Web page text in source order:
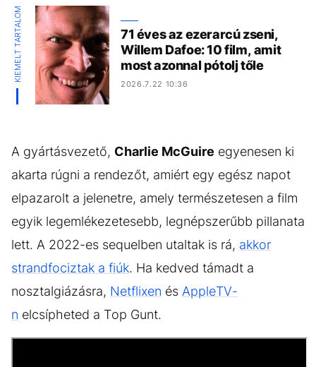
KIEMELT TARTALOM
71 éves az ezerarcú zseni,
Willem Dafoe: 10 film, amit
most azonnal pótolj tőle
2026.7.22 10:36
A gyártásvezető, Charlie McGuire egyenesen ki
akarta rúgni a rendezőt, amiért egy egész napot
elpazarolt a jelenetre, amely természetesen a film
egyik legemlékezetesebb, legnépszerűbb pillanata
lett. A 2022-es sequelben utaltak is rá, akkor
strandfociztak a fiúk. Ha kedved támadt a
nosztalgiázásra, Netflixen és AppleTV-
n elcsípheted a Top Gunt.